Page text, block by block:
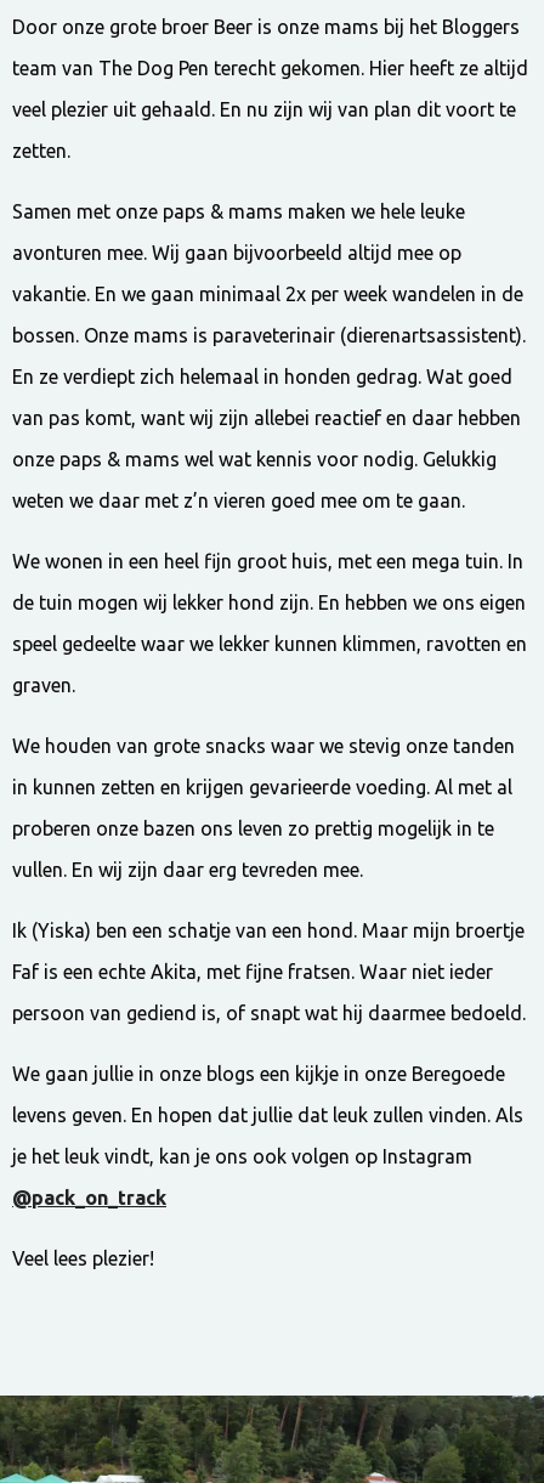
Door onze grote broer Beer is onze mams bij het Bloggers
team van The Dog Pen terecht gekomen. Hier heeft ze altijd
veel plezier uit gehaald. En nu zijn wij van plan dit voort te
zetten.
Samen met onze paps & mams maken we hele leuke
avonturen mee. Wij gaan bijvoorbeeld altijd mee op
vakantie. En we gaan minimaal 2x per week wandelen in de
bossen. Onze mams is paraveterinair (dierenartsassistent).
En ze verdiept zich helemaal in honden gedrag. Wat goed
van pas komt, want wij zijn allebei reactief en daar hebben
onze paps & mams wel wat kennis voor nodig. Gelukkig
weten we daar met z’n vieren goed mee om te gaan.
We wonen in een heel fijn groot huis, met een mega tuin. In
de tuin mogen wij lekker hond zijn. En hebben we ons eigen
speel gedeelte waar we lekker kunnen klimmen, ravotten en
graven.
We houden van grote snacks waar we stevig onze tanden
in kunnen zetten en krijgen gevarieerde voeding. Al met al
proberen onze bazen ons leven zo prettig mogelijk in te
vullen. En wij zijn daar erg tevreden mee.
Ik (Yiska) ben een schatje van een hond. Maar mijn broertje
Faf is een echte Akita, met fijne fratsen. Waar niet ieder
persoon van gediend is, of snapt wat hij daarmee bedoeld.
We gaan jullie in onze blogs een kijkje in onze Beregoede
levens geven. En hopen dat jullie dat leuk zullen vinden. Als
je het leuk vindt, kan je ons ook volgen op Instagram
@pack_on_track
Veel lees plezier!